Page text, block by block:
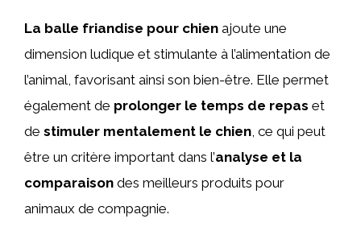
La balle friandise pour chien ajoute une
dimension ludique et stimulante à l’alimentation de
l’animal, favorisant ainsi son bien-être. Elle permet
également de prolonger le temps de repas et
de stimuler mentalement le chien, ce qui peut
être un critère important dans l’analyse et la
comparaison des meilleurs produits pour
animaux de compagnie.